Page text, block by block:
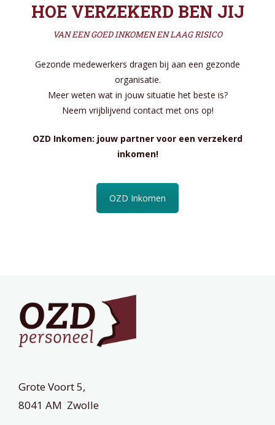
HOE VERZEKERD BEN JIJ
VAN EEN GOED INKOMEN EN LAAG RISICO
Gezonde medewerkers dragen bij aan een gezonde
organisatie.
Meer weten wat in jouw situatie het beste is?
Neem vrijblijvend contact met ons op!
OZD Inkomen: jouw partner voor een verzekerd
inkomen!
OZD Inkomen
Grote Voort 5,
8041 AM Zwolle